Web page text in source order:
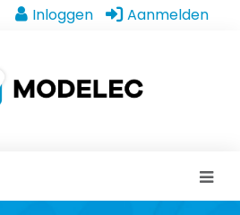
Inloggen Aanmelden